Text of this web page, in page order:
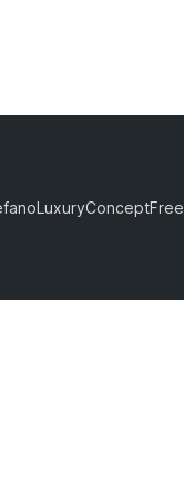
LuxuryConceptFree